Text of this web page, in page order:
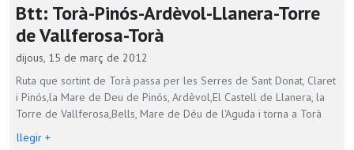
Btt: Torà-Pinós-Ardèvol-Llanera-Torre
de Vallferosa-Torà
dijous, 15 de març de 2012
Ruta que sortint de Torà passa per les Serres de Sant Donat, Claret
i Pinós,la Mare de Deu de Pinós, Ardèvol,El Castell de Llanera, la
Torre de Vallferosa,Bells, Mare de Déu de l'Aguda i torna a Torà
llegir +